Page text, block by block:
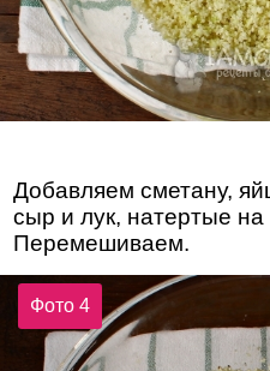
Добавляем сметану,
сыр и лук, натертые на
Перемешиваем.
Фото 4